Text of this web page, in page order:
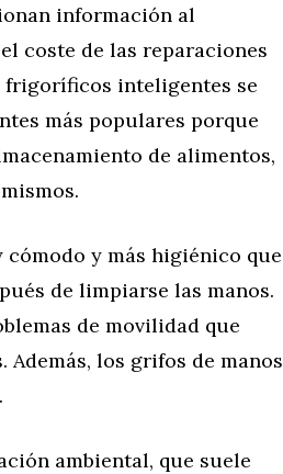
información al
coste de las reparaciones
frigoríficos inteligentes se
más populares porque
de alimentos,
y más higiénico que
de limpiarse las manos.
de movilidad que
los grifos de manos
ambiental, que suele